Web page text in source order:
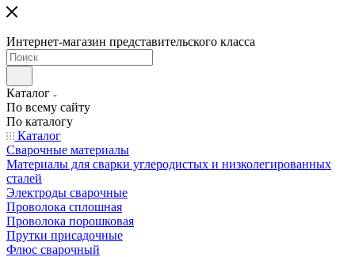
Интернет-магазин представительского класса
Каталог
По всему сайту
По каталогу
Каталог
Сварочные материалы
Материалы для сварки углеродистых и низколегированных
сталей
Электроды сварочные
Проволока сплошная
Проволока порошковая
Прутки присадочные
Флюс сварочный